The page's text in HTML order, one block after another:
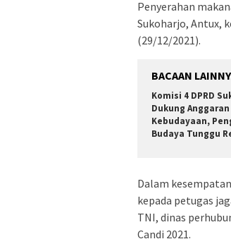
Penyerahan
Sukoharjo, Antux,
(29/12/2021).
BACAAN
Komisi 4 DPRD
Dukung Anggaran
Kebudayaan,
Budaya Tunggu
Dalam
kepada petugas
TNI, dinas
Candi 2021.